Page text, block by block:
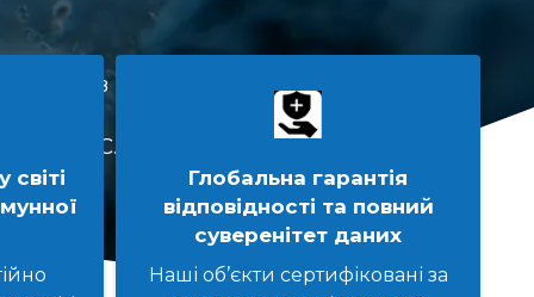
і
AAALAC.
Глобальна гарантія
відповідності та повний
суверенітет даних
Наші об’єкти сертифіковані за